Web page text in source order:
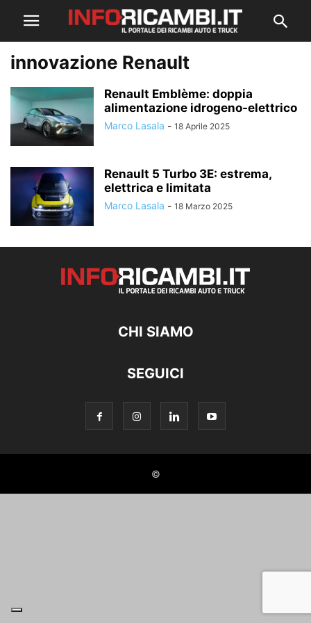
innovazione Renault
Renault Emblème: doppia
alimentazione idrogeno-elettrico
Marco Lasala - 18 Aprile 2025
Renault 5 Turbo 3E: estrema,
elettrica e limitata
Marco Lasala - 18 Marzo 2025
CHI SIAMO
SEGUICI
©